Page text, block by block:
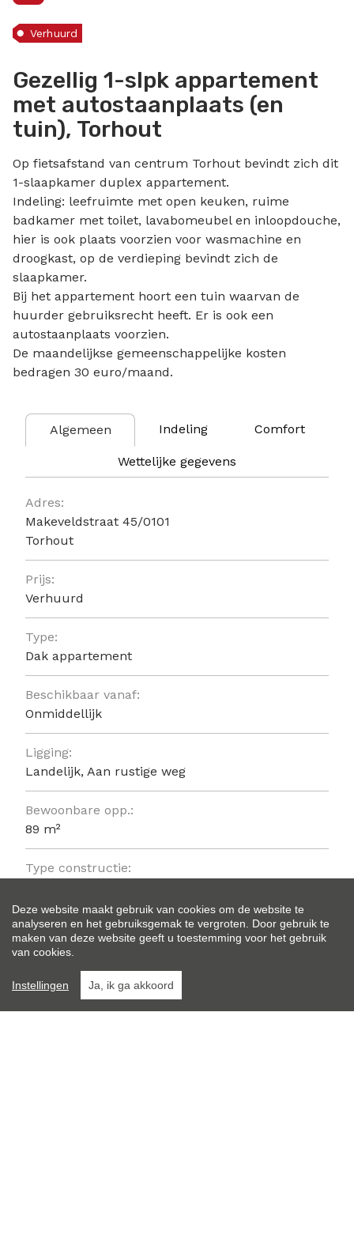
Gezellig 1-slpk appartement
met autostaanplaats (en
tuin), Torhout
Verhuurd
Op fietsafstand van centrum Torhout bevindt zich dit
1-slaapkamer duplex appartement.
Indeling: leefruimte met open keuken, ruime
badkamer met toilet, lavabomeubel en inloopdouche,
hier is ook plaats voorzien voor wasmachine en
droogkast, op de verdieping bevindt zich de
slaapkamer.
Bij het appartement hoort een tuin waarvan de
huurder gebruiksrecht heeft. Er is ook een
autostaanplaats voorzien.
De maandelijkse gemeenschappelijke kosten
bedragen 30 euro/maand.
Algemeen Indeling Comfort
Wettelijke gegevens
Algemeen
Adres:
Makeveldstraat 45/0101
Torhout
Prijs:
Verhuurd
Type:
Dak appartement
Beschikbaar vanaf:
Onmiddellijk
Ligging:
Landelijk, Aan rustige weg
Bewoonbare opp.:
89 m²
Type constructie:
Op verdieping:
1
Algemene staat:
Instapklaar
Deze website maakt gebruik van cookies om de website te
analyseren en het gebruiksgemak te vergroten. Door gebruik te
maken van deze website geeft u toestemming voor het gebruik
van cookies.
Instellingen Ja, ik ga akkoord